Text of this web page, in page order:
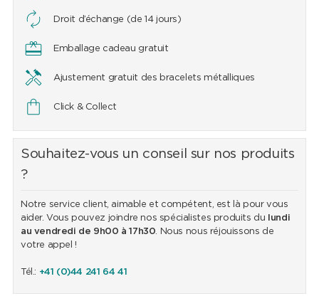
Droit d’échange (de 14 jours)
Emballage cadeau gratuit
Ajustement gratuit des bracelets métalliques
Click & Collect
Souhaitez-vous un conseil sur nos produits
?
Notre service client, aimable et compétent, est là pour vous
aider. Vous pouvez joindre nos spécialistes produits du
lundi
au vendredi de 9h00 à 17h30. Nous nous réjouissons de
votre appel !
Tél.: +41 (0)44 241 64 41